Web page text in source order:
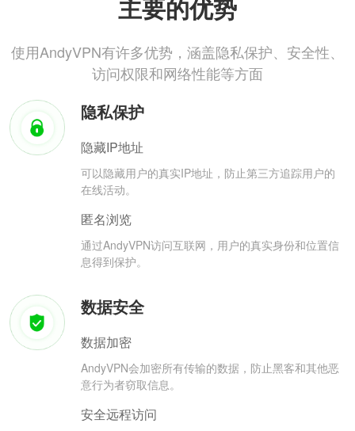
主要的优势
使用AndyVPN有许多优势，涵盖隐私保护、安全性、
访问权限和网络性能等方面
隐私保护
隐藏IP地址
可以隐藏用户的真实IP地址，防止第三方追踪用户的
在线活动。
匿名浏览
通过AndyVPN访问互联网，用户的真实身份和位置信
息得到保护。
数据安全
数据加密
AndyVPN会加密所有传输的数据，防止黑客和其他恶
意行为者窃取信息。
安全远程访问